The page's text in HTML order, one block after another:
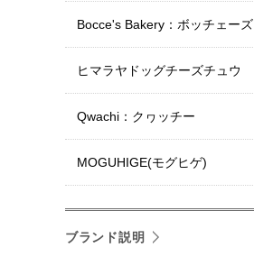
Bocce's Bakery：ボッチェーズ
ヒマラヤドッグチーズチュウ
Qwachi：クヮッチー
MOGUHIGE(モグヒゲ)
ブランド説明